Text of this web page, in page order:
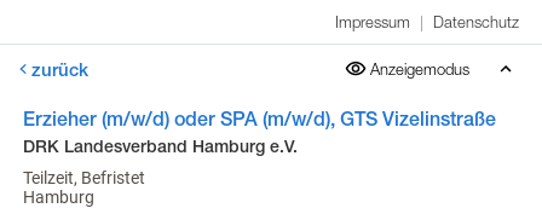
Impressum | Datenschutz
zurück Anzeigemodus
Erzieher (m/w/d) oder SPA (m/w/d), GTS Vizelinstraße
DRK Landesverband Hamburg e.V.
Teilzeit, Befristet
Hamburg